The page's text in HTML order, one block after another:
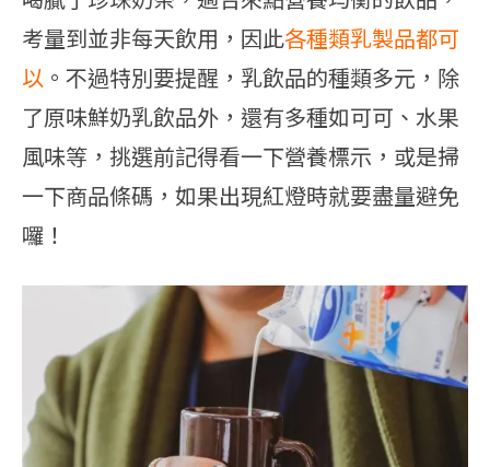
考量到並非每天飲用，因此各種類乳製品都可
以 。不過特別要提醒，乳飲品的種類多元，除
了原味鮮奶乳飲品外，還有多種如可可、水果
風味等，挑選前記得看一下營養標示，或是掃
一下商品條碼，如果出現紅燈時就要盡量避免
囉！